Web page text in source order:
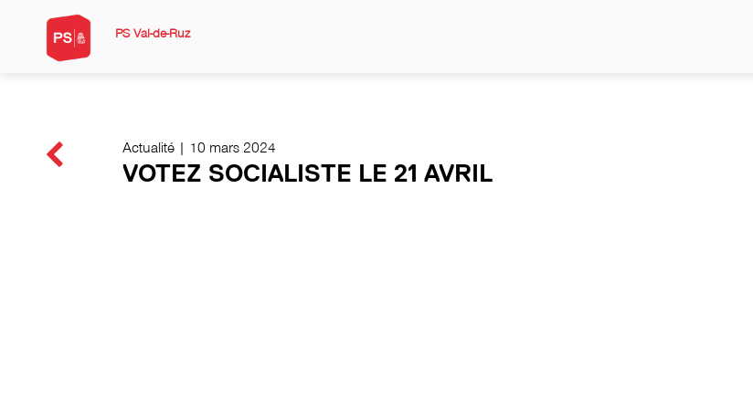
PS Val-de-Ruz
Actualité | 10 mars 2024
VOTEZ SOCIALISTE LE 21 AVRIL